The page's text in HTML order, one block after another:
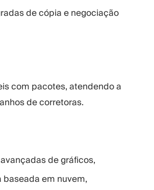
de cópia e negociação
com pacotes, atendendo a
de corretoras.
de gráficos,
baseada em nuvem,